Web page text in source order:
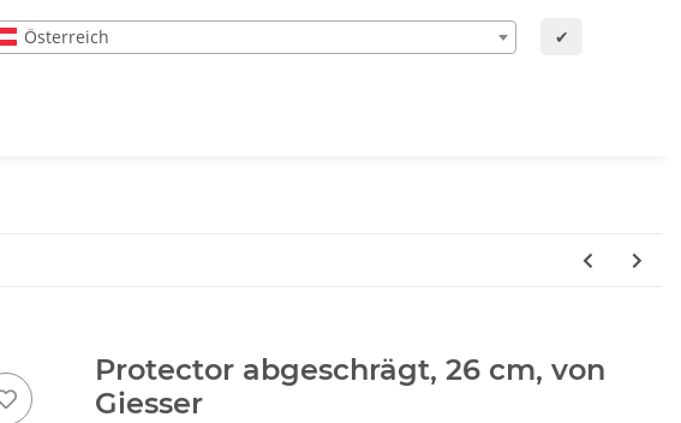
Österreich ✔
Protector abgeschrägt, 26 cm, von
Giesser